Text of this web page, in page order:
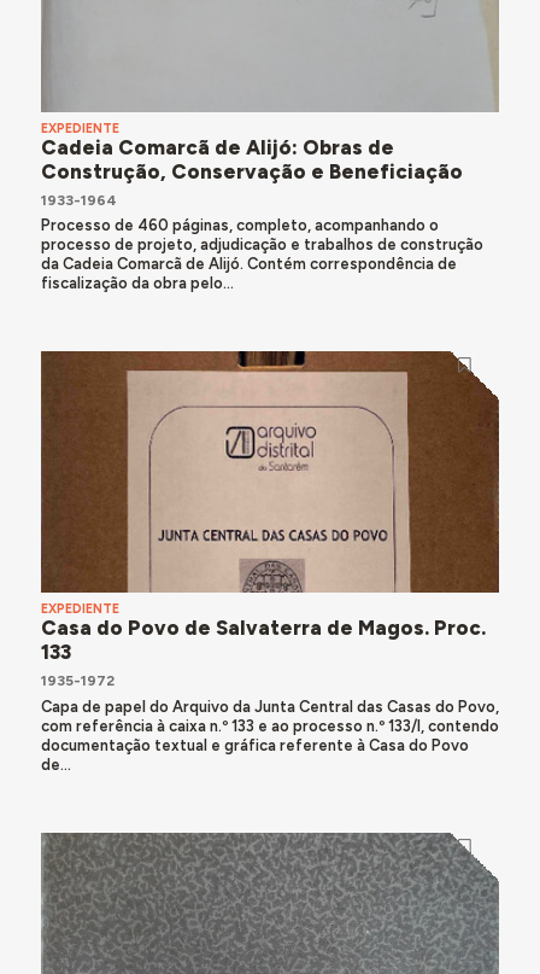
EXPEDIENTE
Cadeia Comarcã de Alijó: Obras de
Construção, Conservação e Beneficiação
1933-1964
Processo de 460 páginas, completo, acompanhando o
processo de projeto, adjudicação e trabalhos de construção
da Cadeia Comarcã de Alijó. Contém correspondência de
fiscalização da obra pelo...
EXPEDIENTE
Casa do Povo de Salvaterra de Magos. Proc.
133
1935-1972
Capa de papel do Arquivo da Junta Central das Casas do Povo,
com referência à caixa n.º 133 e ao processo n.º 133/I, contendo
documentação textual e gráfica referente à Casa do Povo
de...